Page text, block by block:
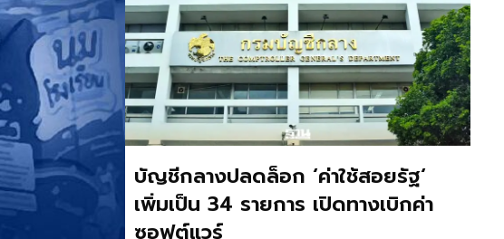
บัญชีกลางปลดล็อก ‘ค่าใช้สอยรัฐ‘
เพิ่มเป็น 34 รายการ เปิดทางเบิกค่า
ซอฟต์แวร์